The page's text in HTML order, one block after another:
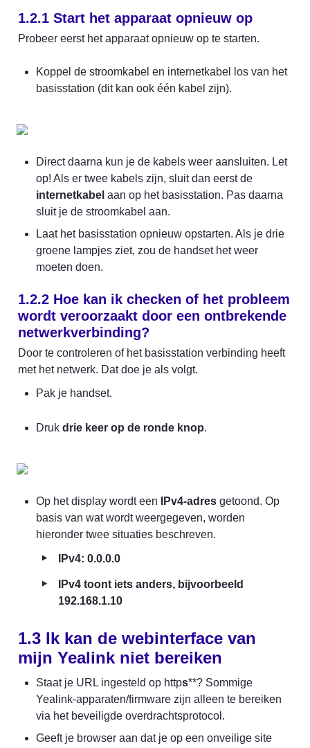
1.2.1 Start het apparaat opnieuw op
Probeer eerst het apparaat opnieuw op te starten.
Koppel de stroomkabel en internetkabel los van het
basisstation (dit kan ook één kabel zijn).
Direct daarna kun je de kabels weer aansluiten. Let
internetkabel aan op het basisstation. Pas daarna
sluit je de stroomkabel aan.
Laat het basisstation opnieuw opstarten. Als je drie
groene lampjes ziet, zou de handset het weer
moeten doen.
1.2.2 Hoe kan ik checken of het probleem
wordt veroorzaakt door een ontbrekende
netwerkverbinding?
Door te controleren of het basisstation verbinding heeft
met het netwerk. Dat doe je als volgt.
Pak je handset.
Druk drie keer op de ronde knop.
Op het display wordt een IPv4-adres getoond. Op
basis van wat wordt weergegeven, worden
hieronder twee situaties beschreven.
‣ IPv4: 0.0.0.0
‣
IPv4 toont iets anders, bijvoorbeeld
192.168.1.10
1.3 Ik kan de webinterface van
mijn Yealink niet bereiken
Staat je URL ingesteld op https**? Sommige
Yealink-apparaten/firmware zijn alleen te bereiken
via het beveiligde overdrachtsprotocol.
Geeft je browser aan dat je op een onveilige site